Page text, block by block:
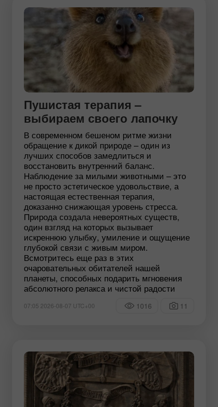
Пушистая терапия –
выбираем своего лапочку
В современном бешеном ритме жизни
обращение к дикой природе – один из
лучших способов замедлиться и
восстановить внутренний баланс.
Наблюдение за милыми животными – это
не просто эстетическое удовольствие, а
настоящая естественная терапия,
доказанно снижающая уровень стресса.
Природа создала невероятных существ,
один взгляд на которых вызывает
искреннюю улыбку, умиление и ощущение
глубокой связи с живым миром.
Всмотритесь еще раз в этих
очаровательных обитателей нашей
планеты, способных подарить мгновения
абсолютного релакса и чистой радости
07:05 2026-08-07 UTC+00 1016 11